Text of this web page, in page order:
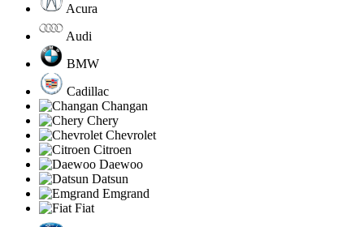
Acura
Audi
BMW
Cadillac
Changan
Chery
Chevrolet
Citroen
Daewoo
Datsun
Emgrand
Fiat